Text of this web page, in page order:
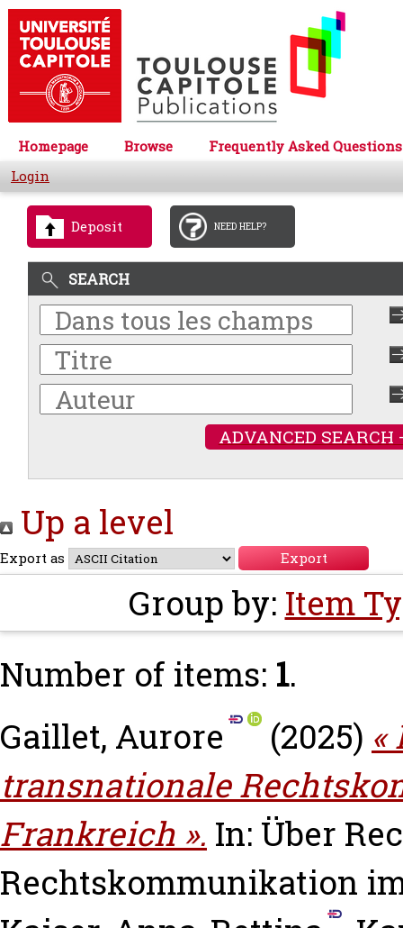
Homepage Browse
Frequently Asked Questions
Login
Deposit NEED HELP?
SEARCH
ADVANCED SEARCH
Up a level
Export as
Group by: Item
Number of items: 1.
Gaillet, Aurore
(2025) «
transnationale
Frankreich ». In: Über
Rechtskommunikation